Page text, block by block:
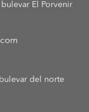
El Porvenir
del norte